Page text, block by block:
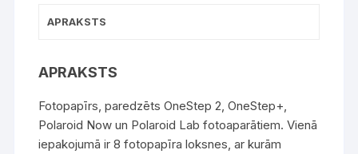
APRAKSTS
APRAKSTS
Fotopapīrs, paredzēts OneStep 2, OneStep+,
Polaroid Now un Polaroid Lab fotoaparātiem. Vienā
iepakojumā ir 8 fotopapīra loksnes, ar kurām